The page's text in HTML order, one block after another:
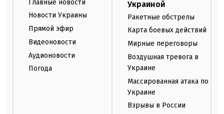
Главные новости
Новости Украины
Прямой эфир
Видеоновости
Аудионовости
Погода
Украиной
Ракетные обстрелы
Карта боевых действий
Мирные переговоры
Воздушная тревога в
Украине
Массированная атака по
Украине
Взрывы в России